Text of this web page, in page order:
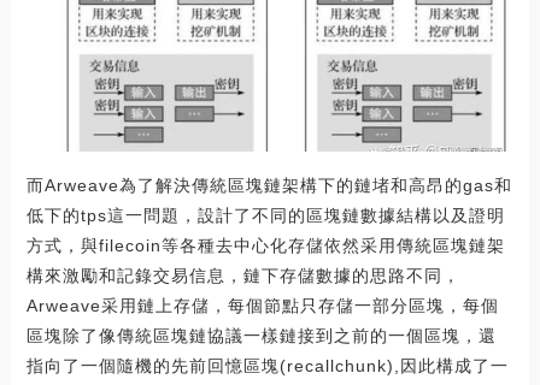
而Arweave為了解決傳統區塊鏈架構下的鏈堵和高昂的gas和
低下的tps這一問題，設計了不同的區塊鏈數據結構以及證明
方式，與filecoin等各種去中心化存儲依然采用傳統區塊鏈架
構來激勵和記錄交易信息，鏈下存儲數據的思路不同，
Arweave采用鏈上存儲，每個節點只存儲一部分區塊，每個
區塊除了像傳統區塊鏈協議一樣鏈接到之前的一個區塊，還
指向了一個隨機的先前回憶區塊(recallchunk),因此構成了一